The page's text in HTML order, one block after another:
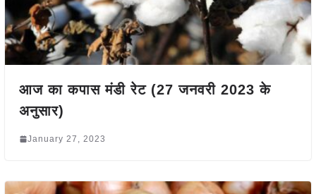
आज का कपास मंडी रेट (27 जनवरी 2023 के
अनुसार)
January 27, 2023